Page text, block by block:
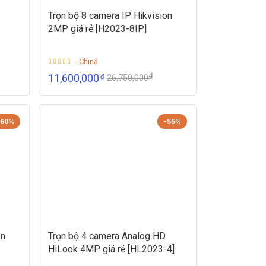
Trọn bộ 8 camera IP Hikvision
2MP giá rẻ [H2023-8IP]
- China
11,600,000₫ 26,750,000₫
-55%
Trọn bộ 4 camera Analog HD
HiLook 4MP giá rẻ [HL2023-4]